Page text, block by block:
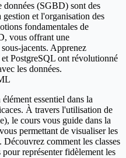
données (SGBD) sont des
et l'organisation des
fondamentales de
vous offrant une
jacents. Apprenez
PostgreSQL ont révolutionné
les données.
essentiel dans la
À travers l'utilisation de
le cours vous guide dans la
permettant de visualiser les
comment les classes
représenter fidèlement les